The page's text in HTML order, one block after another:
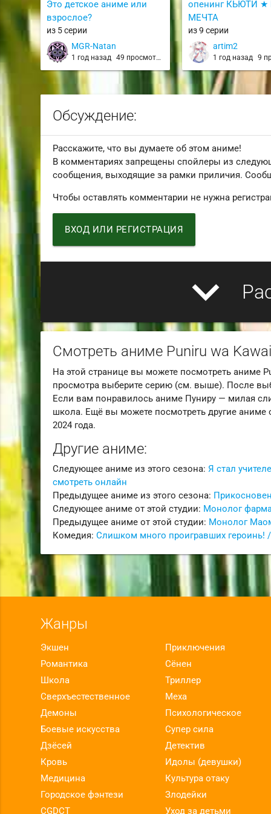
Это детское аниме или
взрослое?
из 5 серии
MGR-Natan
1 год назад 49 просмотров
опенинг КЬЮТИ
МЕЧТА
из 9 серии
artim2
1 год назад 9
Обсуждение:
Расскажите, что вы думаете об этом аниме!
В комментариях запрещены спойлеры из
сообщения, выходящие за рамки приличия.
Чтобы оставлять комментарии не нужна
ВХОД ИЛИ РЕГИСТРАЦИЯ
expand_more
Смотреть аниме Puniru wa
На этой странице вы можете посмотреть аниме
просмотра выберите серию (см. выше). После
Если вам понравилось аниме Пуниру — милая
школа. Ещё вы можете посмотреть другие аниме
2024 года.
Другие аниме:
Следующее аниме из этого сезона:Я стал
смотреть онлайн
Предыдущее аниме из этого сезона:
Следующее аниме от этой студии: Монолог
Предыдущее аниме от этой студии: Монолог
Комедия:Слишком много проигравших героинь!
Жанры
Экшен Приключения
Романтика
Сёнен
Школа
Триллер
Сверхъестественное
Меха
Демоны
Психологическое
Боевые искусства
Супер сила
Дзёсей
Детектив
Кровь
Идолы (девушки)
Медицина
Культура отаку
Городское фэнтези
Злодейки
CGDCT
Уход за детьми